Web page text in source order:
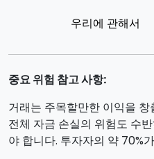
우리에 관해서
중요 위험 참고 사항:
거래는 주목할만한 이익을
전체 자금 손실의 위험도 수
야 합니다. 투자자의 약 70%